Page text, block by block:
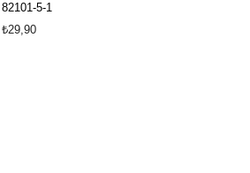
82101-5-1
₺29,90